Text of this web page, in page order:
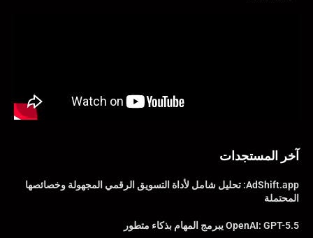
آخر المستجدات
AdShift.app: تحليل شامل لأداة التسويق الرقمي المجهولة وخصائصها
المحتملة
OpenAI: GPT-5.5 يبرمج المهام بذكاء متطور